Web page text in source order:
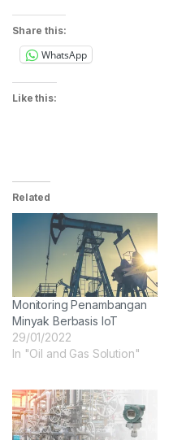
Share this:
WhatsApp
Like this:
Related
Monitoring Penambangan
Minyak Berbasis IoT
29/01/2022
In "Oil and Gas Solution"